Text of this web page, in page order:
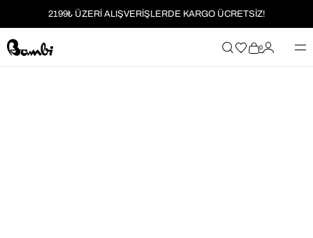
2199₺ ÜZERİ ALIŞVERİŞLERDE KARGO ÜCRETSİZ!
MOBİL UYGULAMAYA ÖZEL İLK ALIŞVERİŞİNİZE %5 İNDİRİM
0